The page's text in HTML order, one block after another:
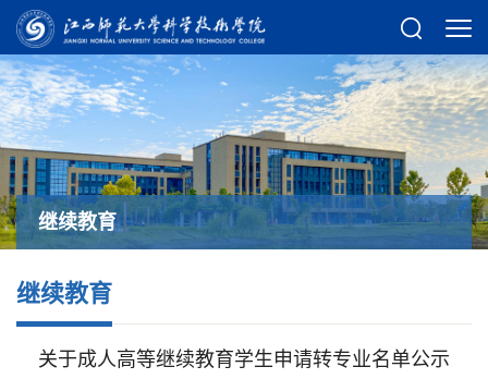
继续教育
继续教育
关于成人高等继续教育学生申请转专业名单公示